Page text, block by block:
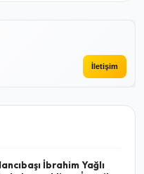
İletişim
İbrahim Yağlı